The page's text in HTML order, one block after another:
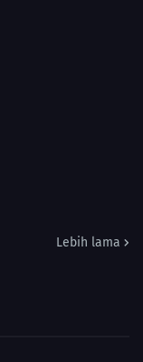
Lebih lama